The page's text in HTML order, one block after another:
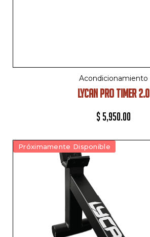
Acondicionamiento
LYCAN PRO TIMER 2.0
$ 5,950.00
Próximamente Disponible